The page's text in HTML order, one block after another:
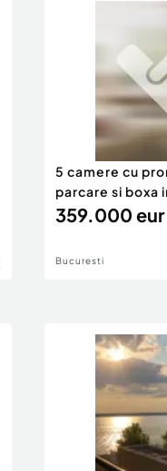
5 camere cu
parcare si boxa
359.000 eur
Bucuresti